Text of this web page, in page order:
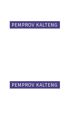
PEMPROV KALTENG
PEMPROV KALTENG